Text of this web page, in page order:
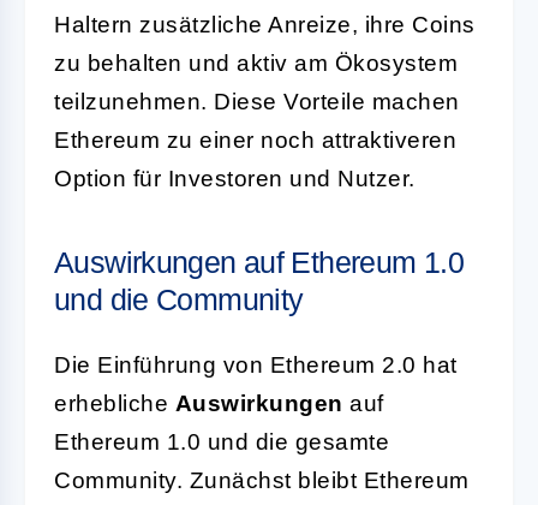
Haltern zusätzliche Anreize, ihre Coins
zu behalten und aktiv am Ökosystem
teilzunehmen. Diese Vorteile machen
Ethereum zu einer noch attraktiveren
Option für Investoren und Nutzer.
Auswirkungen auf Ethereum 1.0
und die Community
Die Einführung von Ethereum 2.0 hat
erhebliche Auswirkungen auf
Ethereum 1.0 und die gesamte
Community. Zunächst bleibt Ethereum